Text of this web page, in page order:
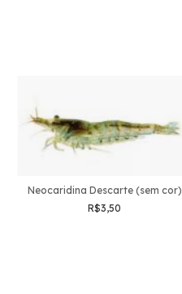
Neocaridina Descarte (sem cor)
R$3,50